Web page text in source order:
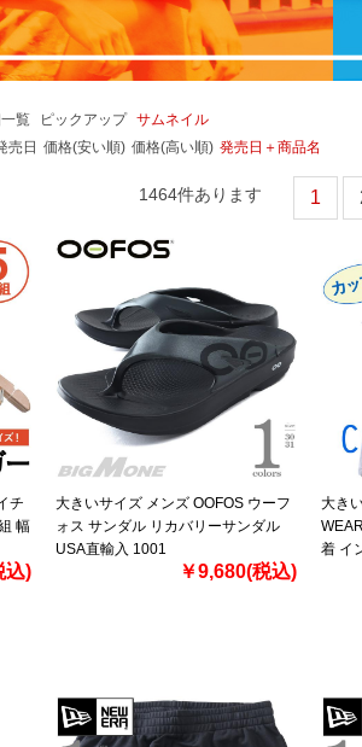
覧 ピックアップ サムネイル
売日 価格(安い順) 価格(高い順) 発売日＋商品名
1464件あります 1
チ
幅
込)
大きいサイズ メンズ OOFOS ウーフ
ォス サンダル リカバリーサンダル
USA直輸入 1001
￥9,680(税込)
大き
着 イ
性